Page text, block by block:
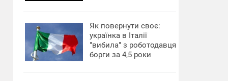
​Як повернути своє:
українка в Італії
"вибила" з роботодавця
борги за 4,5 роки